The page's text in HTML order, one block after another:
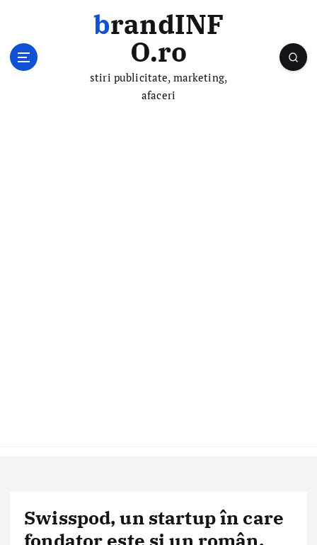
brandINF
O.ro
stiri publicitate, marketing,
afaceri
Swisspod, un startup în care
fondator este și un român,